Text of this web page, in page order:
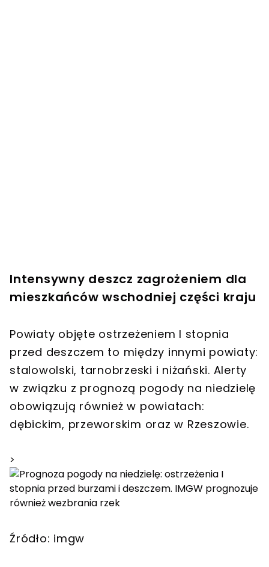
Intensywny deszcz zagrożeniem dla
mieszkańców wschodniej części kraju
Powiaty objęte ostrzeżeniem I stopnia
przed deszczem to między innymi powiaty:
stalowolski, tarnobrzeski i niżański. Alerty
w związku z prognozą pogody na niedzielę
obowiązują również w powiatach:
dębickim, przeworskim oraz w Rzeszowie.
>
Źródło: imgw